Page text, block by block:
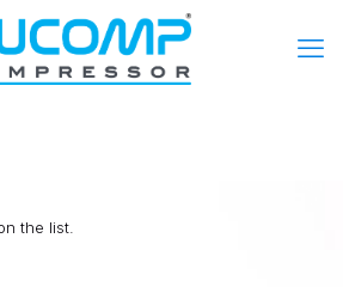
the list.